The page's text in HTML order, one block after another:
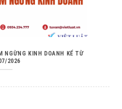
NGỪNG KINH DOANH KỂ TỪ
2026